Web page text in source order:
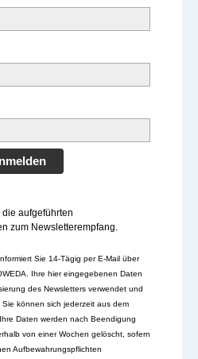
aufgeführten
zum Newsletterempfang.
Sie 14-Tägig per E-Mail über
Ihre hier eingegebenen Daten
des Newsletters verwendet und
können sich jederzeit aus dem
Daten werden nach Beendigung
von einer Wochen gelöscht, sofern
Aufbewahrungspflichten